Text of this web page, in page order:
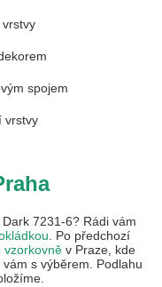
spojem
vrstvy
7231-6? Rádi vám
. Po předchozí
vzorkovně v Praze, kde
s výběrem. Podlahu